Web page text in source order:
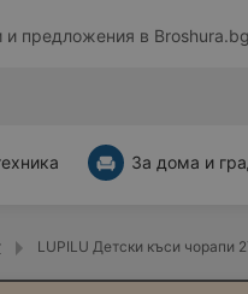
и предложения в Broshura.bg
За дома и
LUPILU Детски къси чорапи